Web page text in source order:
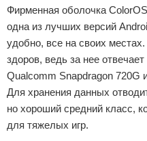
Фирменная оболочка
одна из лучших версий
удобно, все на своих
здоров, ведь за нее
Qualcomm Snapdragon 720G
Для хранения данных
но хороший средний класс,
для тяжелых игр.